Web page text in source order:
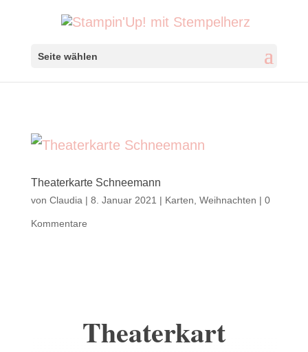
Seite wählen
Theaterkarte Schneemann
von Claudia | 8. Januar 2021 | Karten Weihnachten | 0
Kommentare
Theaterkart